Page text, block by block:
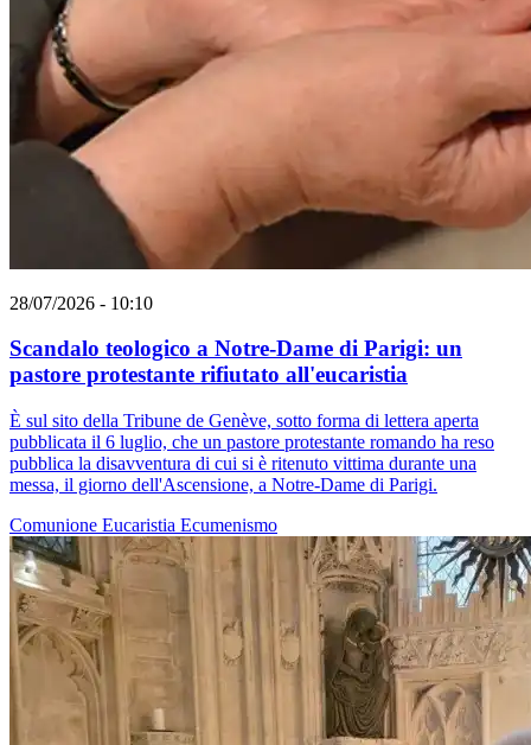
28/07/2026 - 10:10
Scandalo teologico a Notre-Dame di Parigi: un
pastore protestante rifiutato all'eucaristia
È sul sito della Tribune de Genève, sotto forma di lettera aperta
pubblicata il 6 luglio, che un pastore protestante romando ha reso
pubblica la disavventura di cui si è ritenuto vittima durante una
messa, il giorno dell'Ascensione, a Notre-Dame di Parigi.
Comunione Eucaristia Ecumenismo